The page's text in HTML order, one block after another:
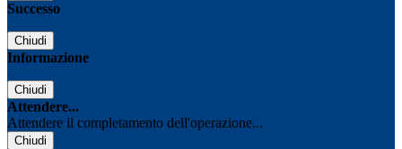
Successo
Chiudi
Informazione
Chiudi
Attendere...
Attendere il completamento dell'operazione...
Chiudi